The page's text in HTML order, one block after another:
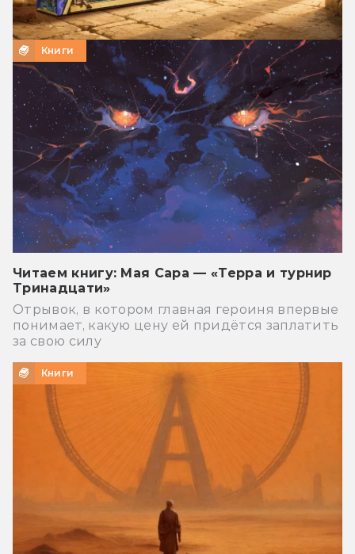
Книги
Читаем книгу: Мая Сара — «Терра и турнир
Тринадцати»
Отрывок, в котором главная героиня впервые
понимает, какую цену ей придётся заплатить
за свою силу
Книги